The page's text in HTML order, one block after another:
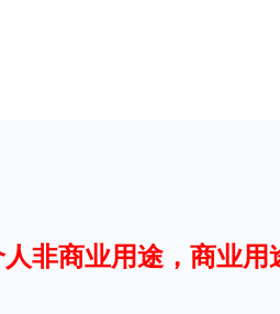
非商业用途，商业